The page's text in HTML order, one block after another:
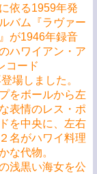
依る1959年発
バム『ラヴァー
が1946年録音
ハワイアン・ア
コード
場しました。
をボールから左
表情のレス・ポ
を中央に、左右
名がハワイ料理
な代物。
浅黒い海女を公